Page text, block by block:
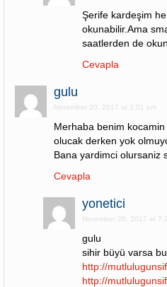
Şerife kardeşim
okunabilir.Ama
saatlerden de
Cevapla
gulu
November 20, 2017 at 1:01 pm
Merhaba benim
olucak derken yok
Bana yardimci olursaniz
Cevapla
yonetici
November 20, 2017 at
gulu
sihir büyü varsa
http://
http://